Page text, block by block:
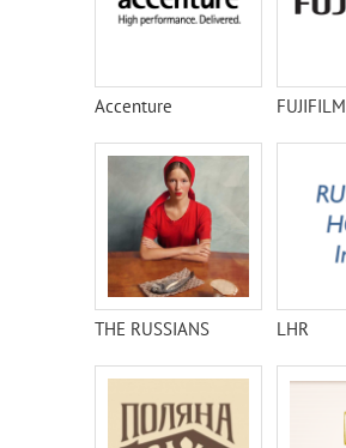
Accenture FUJIFILM
THE RUSSIANS LHR